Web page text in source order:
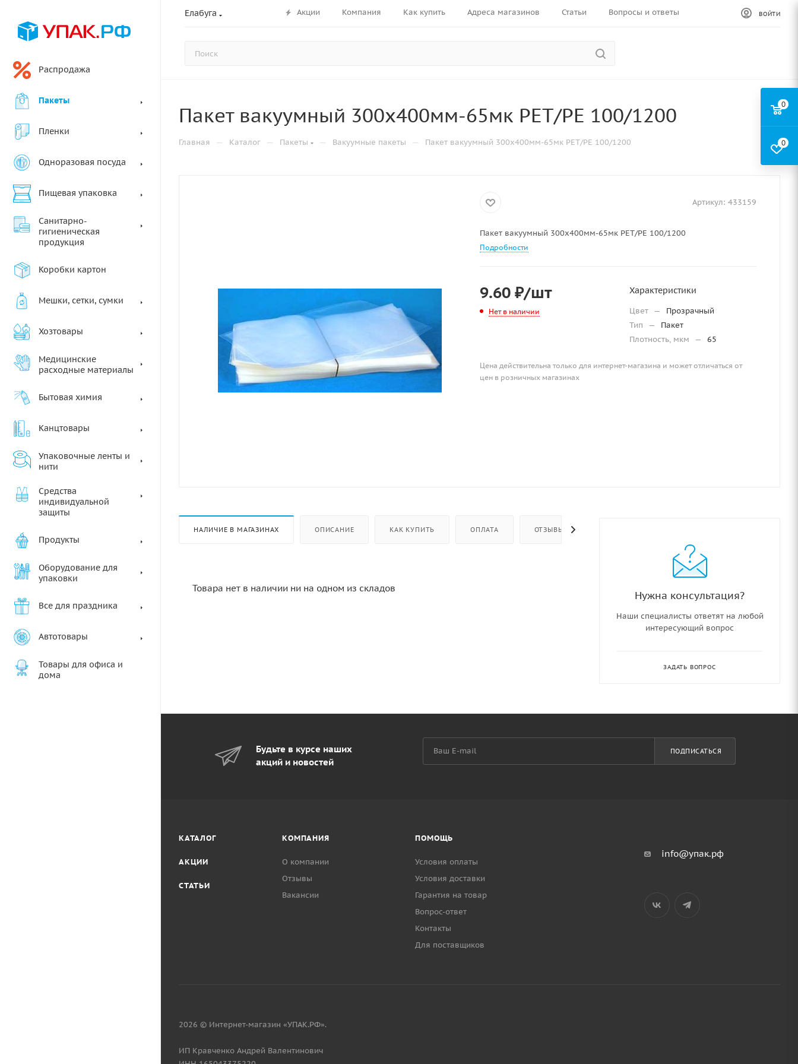
Елабуга Акции Компания Как купить Адреса магазинов Статьи Вопросы и ответы ВОЙТИ
Распродажа
Пакеты
Пленки
Одноразовая посуда
Пищевая упаковка
Санитарно-
гигиеническая
продукция
Коробки картон
Мешки, сетки, сумки
Хозтовары
Медицинские
расходные материалы
Бытовая химия
Канцтовары
Упаковочные ленты и
нити
Средства
индивидуальной
защиты
Продукты
Оборудование для
упаковки
Все для праздника
Автотовары
Товары для офиса и
дома
Пакет вакуумный 300х400мм-65мк РЕТ/РЕ 100/1200
Главная — Каталог — Пакеты — Вакуумные пакеты — Пакет вакуумный 300х400мм-65мк РЕТ/РЕ 100/1200
Артикул: 433159
Пакет вакуумный 300х400мм-65мк РЕТ/РЕ 100/1200
Подробности
9.60₽/шт
Нет в наличии
Характеристики
Цвет —
Прозрачный
Тип
—
Пакет
Плотность, мкм
— 65
Цена действительна только для интернет-магазина и может отличаться от
цен в розничных магазинах
НАЛИЧИЕ В МАГАЗИНАХ ОПИСАНИЕ КАК КУПИТЬ ОПЛАТА ОТЗЫВЫ
Товара нет в наличии ни на одном из складов
Нужна консультация?
Наши специалисты ответят на любой
интересующий вопрос
ЗАДАТЬ ВОПРОС
Будьте в курсе наших
акций и новостей
ПОДПИСАТЬСЯ
КАТАЛОГ
АКЦИИ
СТАТЬИ
КОМПАНИЯ
О компании
Отзывы
Вакансии
ПОМОЩЬ
Условия оплаты
Условия доставки
Гарантия на товар
Вопрос-ответ
Контакты
Для поставщиков
info@упак.рф
2026 © Интернет-магазин «УПАК.РФ».
ИП Кравченко Андрей Валентинович
0
0